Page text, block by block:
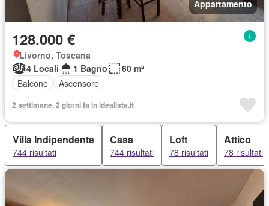
Appartamento
128.000 €
Livorno, Toscana
4 Locali
1 Bagno
60 m²
Balcone
Ascensore
2 settimane, 2 giorni fa in idealista.it
Villa Indipendente
744 risultati
Casa
744 risultati
Loft
78 risultati
Attico
78 risultati